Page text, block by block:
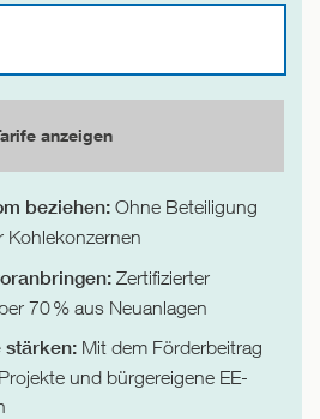
anzeigen
beziehen:Ohne Beteiligung
Kohlekonzernen
Zertifizierter
70 % aus Neuanlagen
stärken:Mit dem Förderbeitrag
und bürgereigene EE-